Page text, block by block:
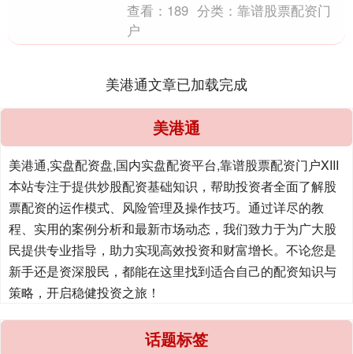
查看： 189 分类：靠谱股票配资门
户
美港通文章已加载完成
美港通
美港通,实盘配资盘,国内实盘配资平台,靠谱股票配资门户XIII‌
本站专注于提供炒股配资基础知识，帮助投资者全面了解股
票配资的运作模式、风险管理及操作技巧。通过详尽的教
程、实用的案例分析和最新市场动态，我们致力于为广大股
民提供专业指导，助力实现高效投资和财富增长。不论您是
新手还是资深股民，都能在这里找到适合自己的配资知识与
策略，开启稳健投资之旅！
话题标签